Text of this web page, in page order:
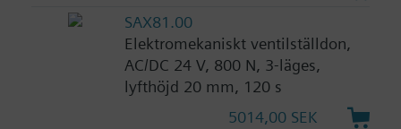
SAX81.00
Elektromekaniskt ventilställdon,
AC/DC 24 V, 800 N, 3-läges,
lyfthöjd 20 mm, 120 s
5014,00 SEK